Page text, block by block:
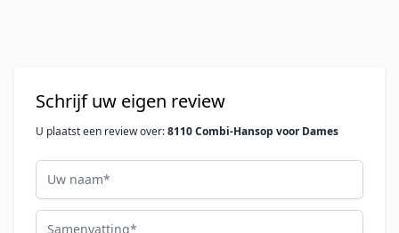
Schrijf uw eigen review
U plaatst een review over:8110 Combi-Hansop voor Dames
Uw naam
Samenvatting